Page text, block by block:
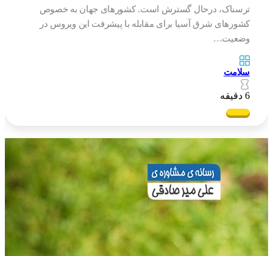
ترسناک، درحال گسترش است. کشورهای جهان به خصوص
کشورهای شرق آسیا برای مقابله با پیشرفت این ویروس در
وضعیت…
سلامت